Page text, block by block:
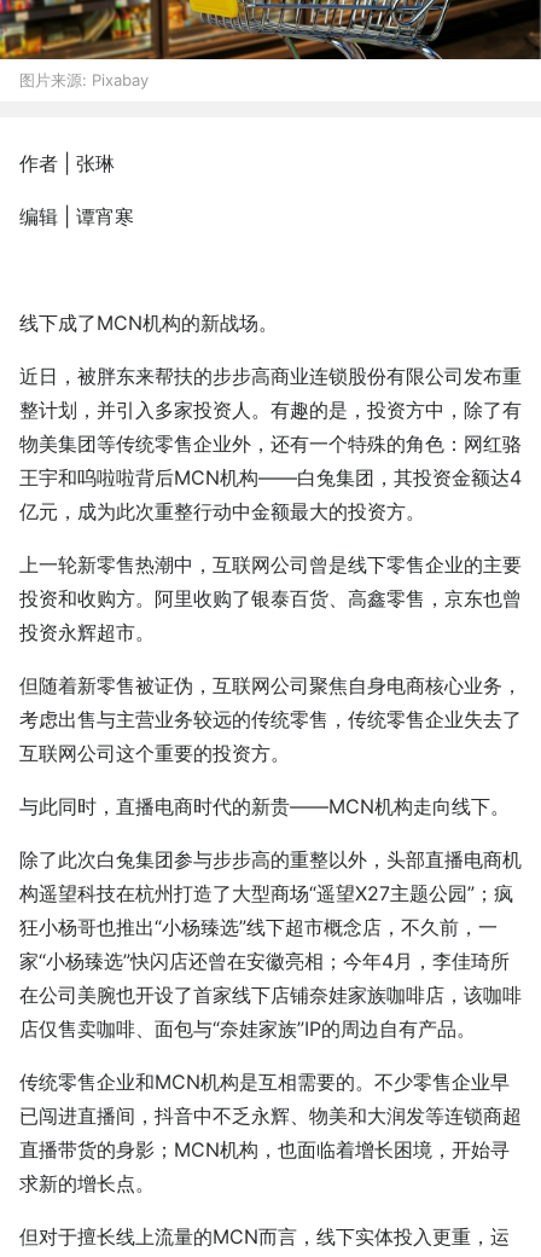
图片来源: Pixabay
作者 | 张琳
编辑 | 谭宵寒
线下成了MCN机构的新战场。
近日，被胖东来帮扶的步步高商业连锁股份有限公司发布重
整计划，并引入多家投资人。有趣的是，投资方中，除了有
物美集团等传统零售企业外，还有一个特殊的角色：网红骆
王宇和呜啦啦背后MCN机构——白兔集团，其投资金额达4
亿元，成为此次重整行动中金额最大的投资方。
上一轮新零售热潮中，互联网公司曾是线下零售企业的主要
投资和收购方。阿里收购了银泰百货、高鑫零售，京东也曾
投资永辉超市。
但随着新零售被证伪，互联网公司聚焦自身电商核心业务，
考虑出售与主营业务较远的传统零售，传统零售企业失去了
互联网公司这个重要的投资方。
与此同时，直播电商时代的新贵——MCN机构走向线下。
除了此次白兔集团参与步步高的重整以外，头部直播电商机
构遥望科技在杭州打造了大型商场“遥望X27主题公园”；疯
狂小杨哥也推出“小杨臻选”线下超市概念店，不久前，一
家“小杨臻选”快闪店还曾在安徽亮相；今年4月，李佳琦所
在公司美腕也开设了首家线下店铺奈娃家族咖啡店，该咖啡
店仅售卖咖啡、面包与“奈娃家族”IP的周边自有产品。
传统零售企业和MCN机构是互相需要的。不少零售企业早
已闯进直播间，抖音中不乏永辉、物美和大润发等连锁商超
直播带货的身影；MCN机构，也面临着增长困境，开始寻
求新的增长点。
但对于擅长线上流量的MCN而言，线下实体投入更重，运